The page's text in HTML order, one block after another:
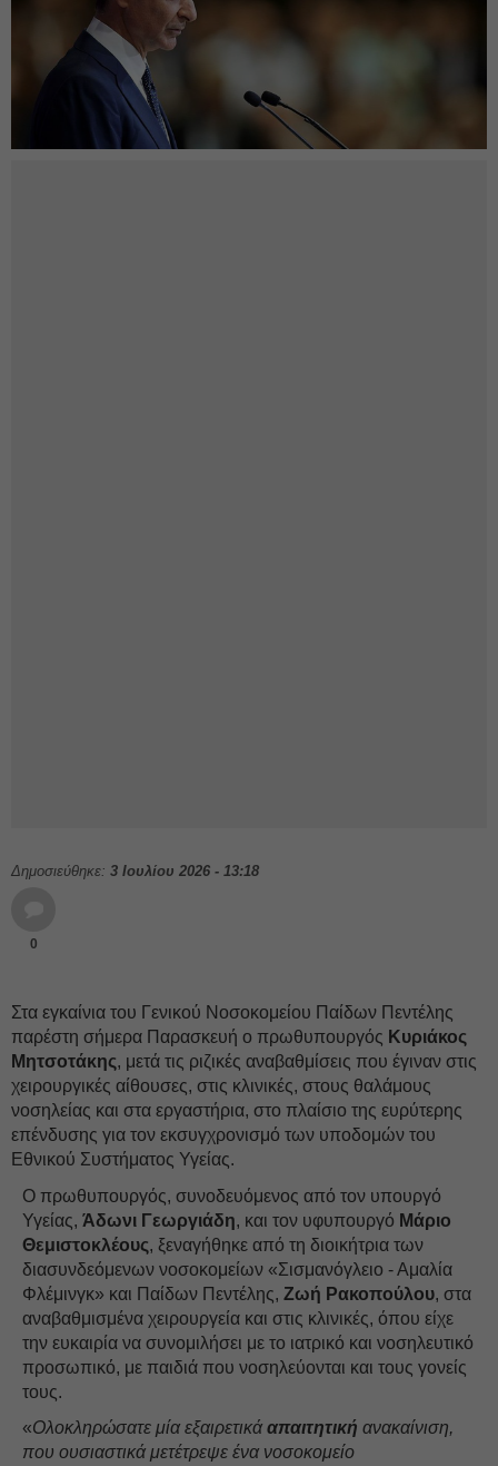
Δημοσιεύθηκε: 3 Ιουλίου 2026 - 13:18
0
Στα εγκαίνια του Γενικού Νοσοκομείου Παίδων Πεντέλης
παρέστη σήμερα Παρασκευή ο πρωθυπουργός Κυριάκος
Μητσοτάκης, μετά τις ριζικές αναβαθμίσεις που έγιναν στις
χειρουργικές αίθουσες, στις κλινικές, στους θαλάμους
νοσηλείας και στα εργαστήρια, στο πλαίσιο της ευρύτερης
επένδυσης για τον εκσυγχρονισμό των υποδομών του
Εθνικού Συστήματος Υγείας.
Ο πρωθυπουργός, συνοδευόμενος από τον υπουργό
Υγείας, Άδωνι Γεωργιάδη, και τον υφυπουργό Μάριο
Θεμιστοκλέους, ξεναγήθηκε από τη διοικήτρια των
διασυνδεόμενων νοσοκομείων «Σισμανόγλειο - Αμαλία
Φλέμινγκ» και Παίδων Πεντέλης, Ζωή Ρακοπούλου, στα
αναβαθμισμένα χειρουργεία και στις κλινικές, όπου είχε
την ευκαιρία να συνομιλήσει με το ιατρικό και νοσηλευτικό
προσωπικό, με παιδιά που νοσηλεύονται και τους γονείς
τους.
«Ολοκληρώσατε μία εξαιρετικά απαιτητική ανακαίνιση,
που ουσιαστικά μετέτρεψε ένα νοσοκομείο